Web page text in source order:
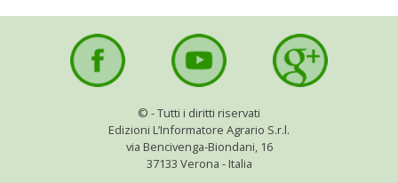
© - Tutti i diritti riservati
Edizioni L’Informatore Agrario S.r.l.
via Bencivenga-Biondani, 16
37133 Verona - Italia